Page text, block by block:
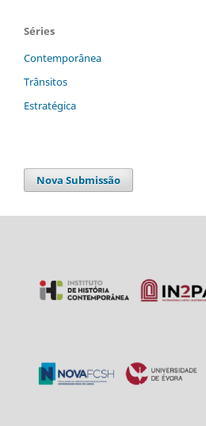
Séries
Contemporânea
Trânsitos
Estratégica
Nova Submissão